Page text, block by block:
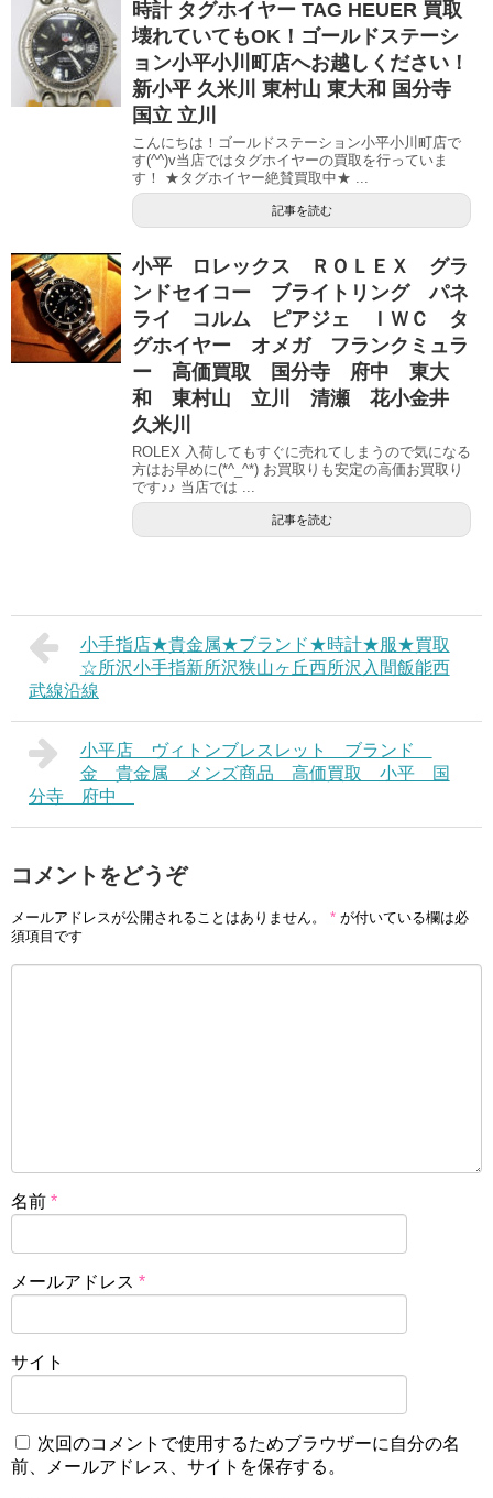
時計 タグホイヤー TAG HEUER 買取
壊れていてもOK！ゴールドステーシ
ョン小平小川町店へお越しください！
新小平 久米川 東村山 東大和 国分寺
国立 立川
こんにちは！ゴールドステーション小平小川町店で
す(^^)v当店ではタグホイヤーの買取を行っていま
す！ ★タグホイヤー絶賛買取中★ ...
記事を読む
小平 ロレックス ＲＯＬＥＸ グラ
ンドセイコー ブライトリング パネ
ライ コルム ピアジェ ＩＷＣ タ
グホイヤー オメガ フランクミュラ
ー 高価買取 国分寺 府中 東大
和 東村山 立川 清瀬 花小金井
久米川
ROLEX 入荷してもすぐに売れてしまうので気になる
方はお早めに(*^_^*) お買取りも安定の高価お買取り
です♪♪ 当店では ...
記事を読む
小手指店★貴金属★ブランド★時計★服★買取
☆所沢小手指新所沢狭山ヶ丘西所沢入間飯能西
武線沿線
小平店 ヴィトンブレスレット ブランド
金 貴金属 メンズ商品 高価買取 小平 国
分寺 府中
コメントをどうぞ
メールアドレスが公開されることはありません。 * が付いている欄は必
須項目です
名前 *
メールアドレス *
サイト
次回のコメントで使用するためブラウザーに自分の名
前、メールアドレス、サイトを保存する。